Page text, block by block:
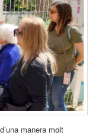
manera molt